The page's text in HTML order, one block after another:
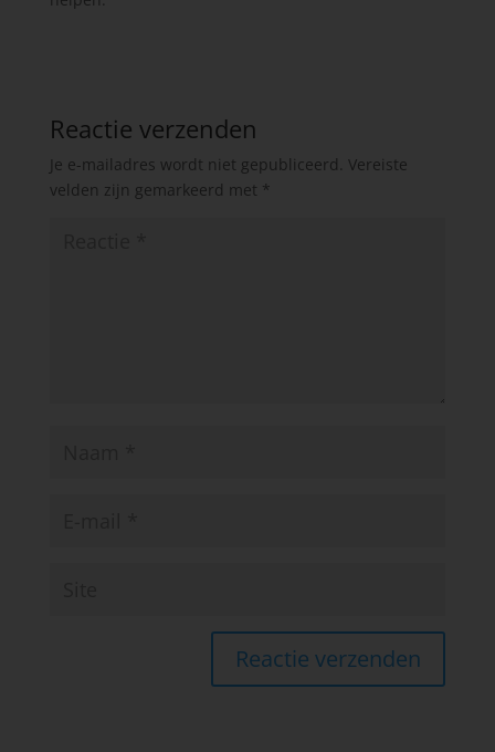
Reactie verzenden
Je e-mailadres wordt niet gepubliceerd. Vereiste
velden zijn gemarkeerd met *